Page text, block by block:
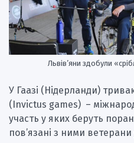
Львів’яни здобули
У Гаазі (Нідерланди)
(Invictus games) –
участь у яких беруть
пов’язані з ними